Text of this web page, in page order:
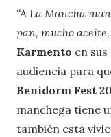
“A La Mancha
pan, mucho
Karmento en
audiencia para
Benidorm Fest
manchega tiene
también está